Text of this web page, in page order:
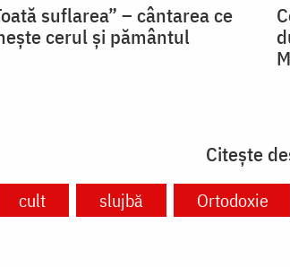
suflarea” – cântarea ce
cerul și pământul
Citește
cult slujbă Ortodoxie